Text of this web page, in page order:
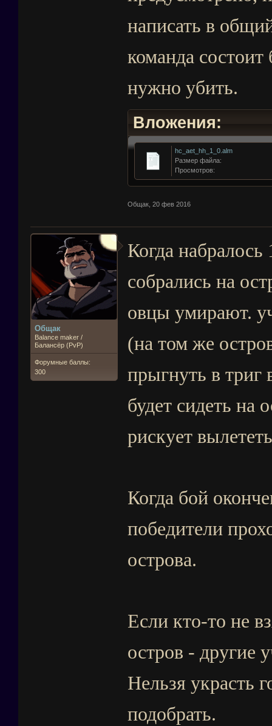
написать в
команда
нужно убить.
Вложения:
hc_aet_hh_1_0.alm
Размер файла:
Просмотров:
Общак, 20 фев 2016
Общак
Balance maker /
Балансёр (PvP)
Форумные баллы:
300
Когда набралось
собрались на
овцы умирают.
(на том же
прыгнуть в триг
будет сидеть на
рискует
Когда бой
победители
острова.
Если кто-то не
остров - другие
Нельзя украсть
подобрать.